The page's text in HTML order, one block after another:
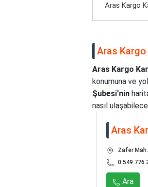
Aras Kargo
Aras
Aras Kargo
konumuna ve
Şubesi'nin
nasıl
Aras
Zafer
0 549 776
Ara